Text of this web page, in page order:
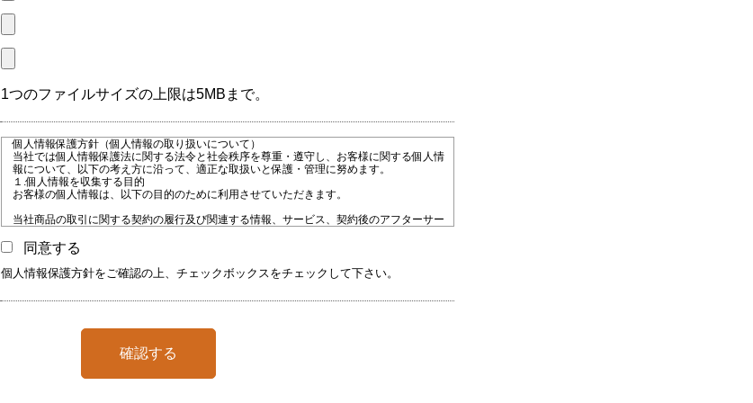
1つのファイルサイズの上限は5MBまで。
個人情報保護方針（個人情報の取り扱いについて）
当社では個人情報保護法に関する法令と社会秩序を尊重・遵守し、お客様に関する個人情
報について、以下の考え方に沿って、適正な取扱いと保護・管理に努めます。
１.個人情報を収集する目的
お客様の個人情報は、以下の目的のために利用させていただきます。
当社商品の取引に関する契約の履行及び関連する情報、サービス、契約後のアフターサー
1の利用目的の達成の範囲での、個人情報のグループ会社などへ第三者への提供
お客様にとって有用と思われる当社提携先の商品・サービス等の紹介
は商品開発等の調査分析
情報・サービスの提供は、ご本人の申し出がありましたら、取りやめさせていただきま
同意する
個人情報保護方針をご確認の上、チェックボックスをチェックして下さい。
確認する